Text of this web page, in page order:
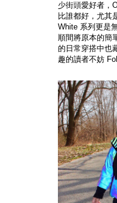
少街頭愛好者，
比誰都好，尤其
White 系列更是
順間將原本的簡
的日常穿搭中也
趣的讀者不妨